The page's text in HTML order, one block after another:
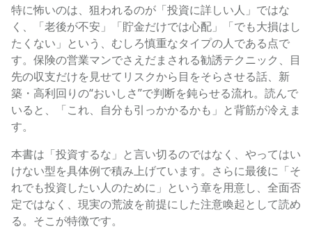
特に怖いのは、狙われるのが「投資に詳しい人」ではな
く、「老後が不安」「貯金だけでは心配」「でも大損はし
たくない」という、むしろ慎重なタイプの人である点で
す。保険の営業マンでさえだまされる勧誘テクニック、目
先の収支だけを見せてリスクから目をそらさせる話、新
築・高利回りの“おいしさ”で判断を鈍らせる流れ。読んで
いると、「これ、自分も引っかかるかも」と背筋が冷えま
す。
本書は「投資するな」と言い切るのではなく、やってはい
けない型を具体例で積み上げています。さらに最後に「そ
れでも投資したい人のために」という章を用意し、全面否
定ではなく、現実の荒波を前提にした注意喚起として読め
る。そこが特徴です。